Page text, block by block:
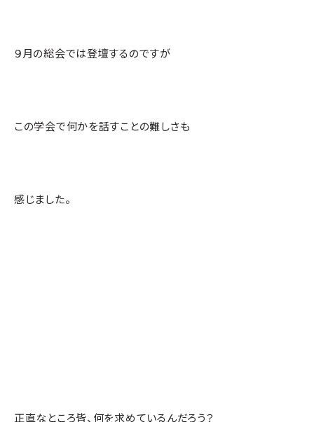
９月の総会では登壇するのですが
この学会で何かを話すことの難しさも
感じました。
正直なところ皆、何を求めているんだろう？